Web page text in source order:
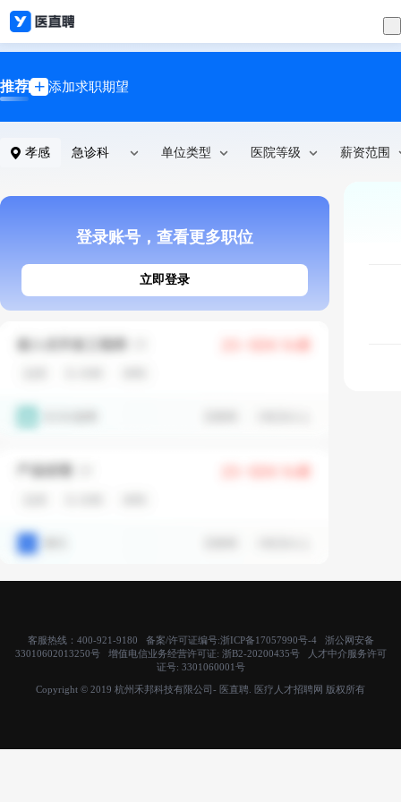
推荐 添加求职期望
孝感 急诊科 单位类型 医院等级 薪资范围
登录账号，查看更多职位
立即登录
客服热线：400-921-9180 备案/许可证编号:浙ICP备17057990号-4浙公网安备
33010602013250号 增值电信业务经营许可证: 浙B2-20200435号人才中介服务许可
证号: 3301060001号
Copyright © 2019 杭州禾邦科技有限公司- 医直聘. 医疗人才招聘网 版权所有